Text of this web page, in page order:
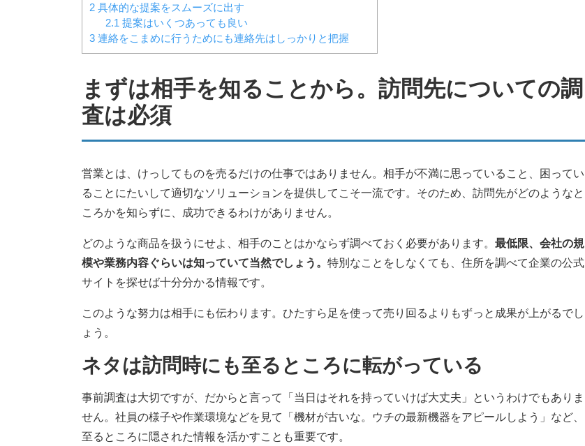
2 具体的な提案をスムーズに出す
2.1 提案はいくつあっても良い
3 連絡をこまめに行うためにも連絡先はしっかりと把握
まずは相手を知ることから。訪問先についての調
査は必須
営業とは、けっしてものを売るだけの仕事ではありません。相手が不満に思っていること、困ってい
ることにたいして適切なソリューションを提供してこそ一流です。そのため、訪問先がどのようなと
ころかを知らずに、成功できるわけがありません。
どのような商品を扱うにせよ、相手のことはかならず調べておく必要があります。 最低限、会社の規
模や業務内容ぐらいは知っていて当然でしょう。 特別なことをしなくても、住所を調べて企業の公式
サイトを探せば十分分かる情報です。
このような努力は相手にも伝わります。ひたすら足を使って売り回るよりもずっと成果が上がるでし
ょう。
ネタは訪問時にも至るところに転がっている
事前調査は大切ですが、だからと言って「当日はそれを持っていけば大丈夫」というわけでもありま
せん。社員の様子や作業環境などを見て「機材が古いな。ウチの最新機器をアピールしよう」など、
至るところに隠された情報を活かすことも重要です。